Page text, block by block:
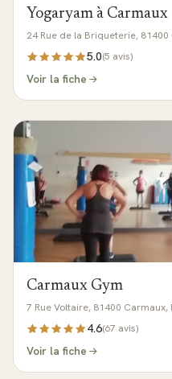
Yogaryam à Carmaux
24 Rue de la Briqueterie,
5.0(5 avis)
Voir la fiche
Carmaux Gym
7 Rue Voltaire, 81400 Carmaux,
4.6(67 avis)
Voir la fiche